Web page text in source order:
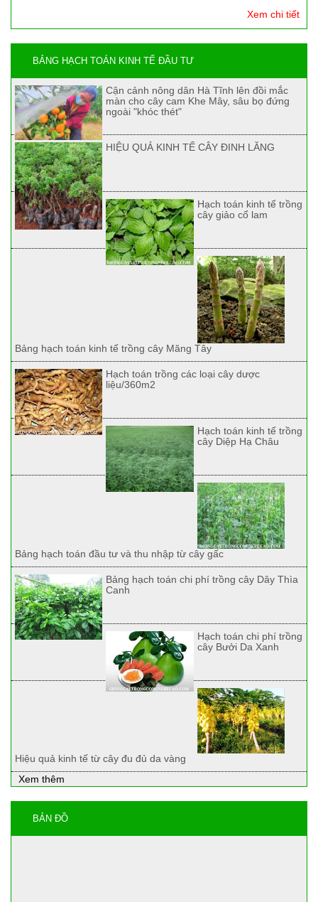
Xem chi tiết
BẢNG HẠCH TOÁN KINH TẾ ĐẦU TƯ
Cận cảnh nông dân Hà Tĩnh lên đồi mắc
màn cho cây cam Khe Mây, sâu bọ đứng
ngoài "khóc thét"
HIỆU QUẢ KINH TẾ CÂY ĐINH LĂNG
Hạch toán kinh tế trồng
cây giảo cổ lam
Bảng hạch toán kinh tế trồng cây Măng Tây
Hạch toán trồng các loại cây dược
liệu/360m2
Hạch toán kinh tế trồng
cây Diệp Hạ Châu
Bảng hạch toán đầu tư và thu nhập từ cây gấc
Bảng hạch toán chi phí trồng cây Dây Thìa
Canh
Hạch toán chi phí trồng
cây Bưởi Da Xanh
Hiệu quả kinh tế từ cây đu đủ da vàng
Xem thêm
BẢN ĐỒ